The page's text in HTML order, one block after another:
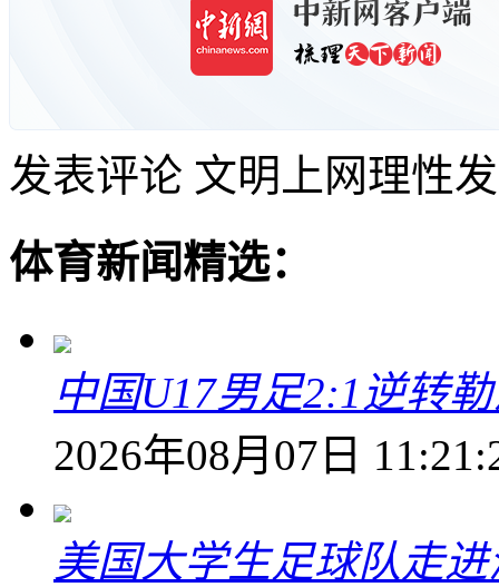
发表评论 文明上网理性
体育新闻精选：
中国U17男足2:1逆转
2026年08月07日
美国大学生足球队走